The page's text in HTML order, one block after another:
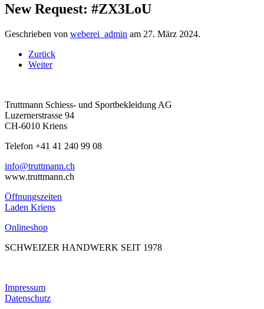
New Request: #ZX3LoU
Geschrieben von weberei_admin am 27. März 2024.
Zurück
Weiter
Truttmann Schiess- und Sportbekleidung AG
Luzernerstrasse 94
CH-6010 Kriens
Telefon +41 41 240 99 08
hc.nnamtturt@ofni
www.truttmann.ch
Öffnungszeiten
Laden Kriens
Onlineshop
SCHWEIZER HANDWERK SEIT 1978
Impressum
Datenschutz